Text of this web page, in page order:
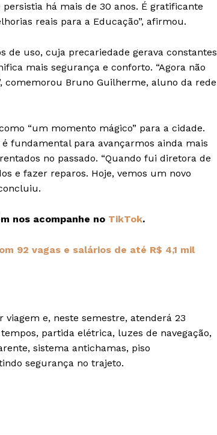
há mais de 30 anos. É gratificante
reais para a Educação”, afirmou.
de uso, cuja precariedade gerava constantes
mais segurança e conforto. “Agora não
comemorou Bruno Guilherme, aluno da rede
“um momento mágico” para a cidade.
fundamental para avançarmos ainda mais
no passado. “Quando fui diretora de
e fazer reparos. Hoje, vemos um novo
nos acompanhe no TikTok.
92 vagas e salários de até R$ 4,1 mil
e, neste semestre, atenderá 23
partida elétrica, luzes de navegação,
sistema antichamas, piso
segurança no trajeto.